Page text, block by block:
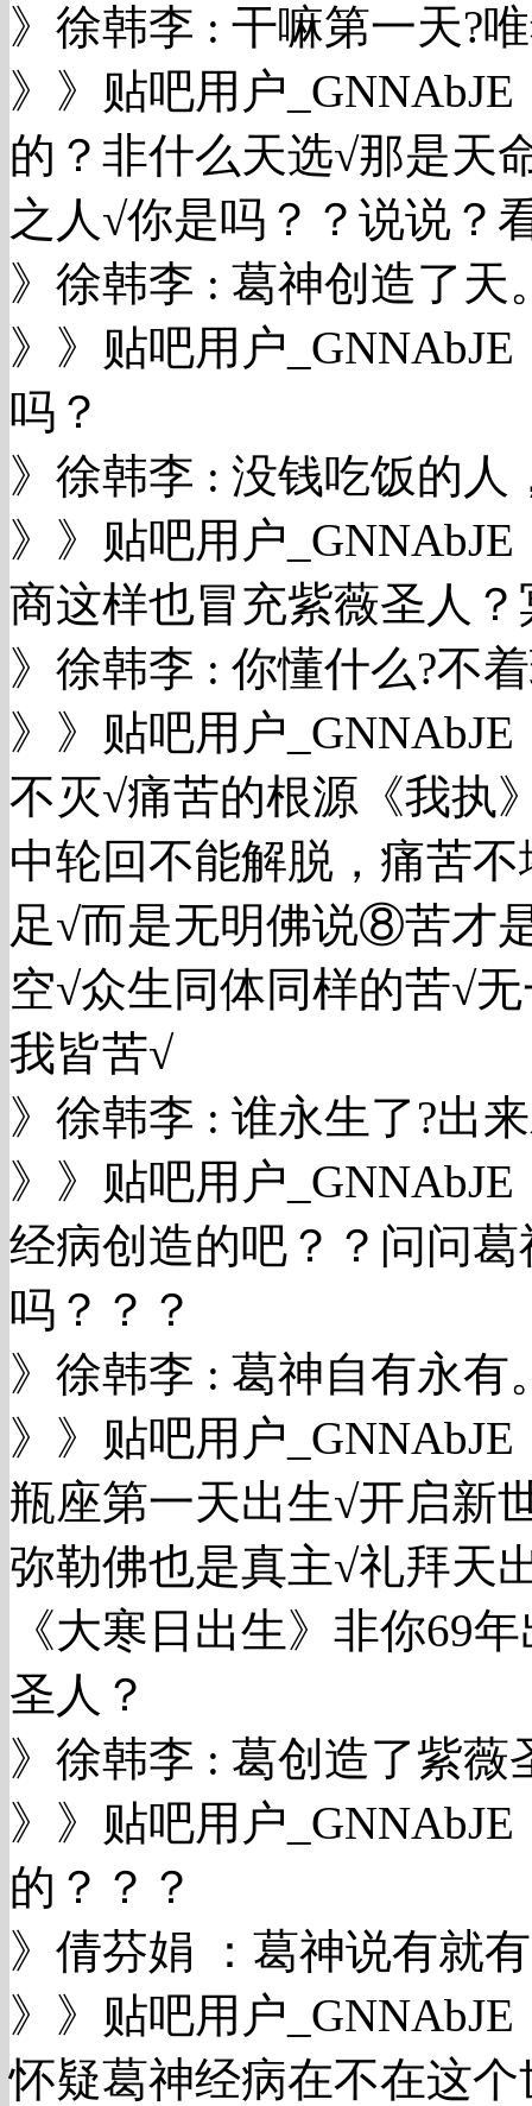
》徐韩李 : 干嘛第一天?
》》贴吧用户
的？非什么天选√那是天
之人√你是吗？？说说？
》徐韩李 : 葛神创造了天
》》贴吧用户
吗？
》徐韩李 : 没钱吃饭的人
》》贴吧用户
商这样也冒充紫薇圣人
》徐韩李 : 你懂什么?不
》》贴吧用户
不灭√痛苦的根源《我执
中轮回不能解脱，痛苦
足√而是无明佛说⑧苦才
空√众生同体同样的苦√
我皆苦√
》徐韩李 : 谁永生了?出
》》贴吧用户
经病创造的吧？？问问
吗？？？
》徐韩李 : 葛神自有永有
》》贴吧用户
瓶座第一天出生√开启新
弥勒佛也是真主√礼拜天
《大寒日出生》非你69
圣人？
》徐韩李 : 葛创造了紫薇
》》贴吧用户
的？？？
》倩芬娟 ：葛神说有就
》》贴吧用户
怀疑葛神经病在不在这